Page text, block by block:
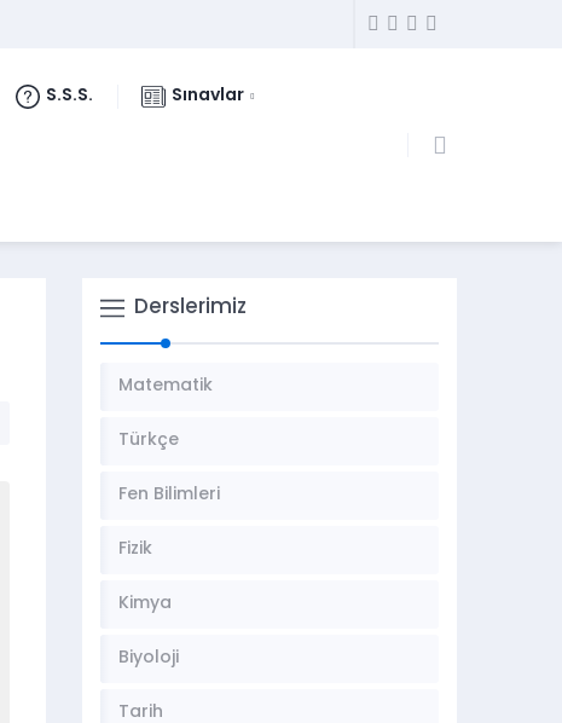
S.S.S. Sınavlar
Derslerimiz
Matematik
Türkçe
Fen Bilimleri
Fizik
Kimya
Biyoloji
Tarih